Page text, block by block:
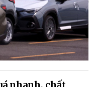
nhanh, chất